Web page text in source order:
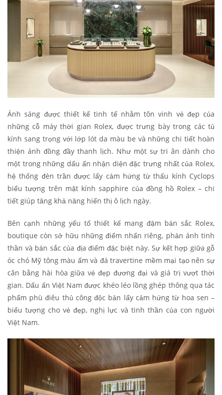
Ánh sáng được thiết kế tinh tế nhằm tôn vinh vẻ đẹp của
những cỗ máy thời gian Rolex, được trưng bày trong các tủ
kính sang trọng với lớp lót da màu be và những chi tiết hoàn
thiện ánh đồng đầy thanh lịch. Như một sự tri ân dành cho
một trong những dấu ấn nhận diện đặc trưng nhất của Rolex,
hệ thống đèn trần được lấy cảm hứng từ thấu kính Cyclops
biểu tượng trên mặt kính sapphire của đồng hồ Rolex – chi
tiết giúp tăng khả năng hiển thị ô lịch ngày.
Bên cạnh những yếu tố thiết kế mang đậm bản sắc Rolex,
boutique còn sở hữu những điểm nhấn riêng, phản ánh tinh
thần và bản sắc của địa điểm đặc biệt này. Sự kết hợp giữa gỗ
óc chó Mỹ tông màu ấm và đá travertine mềm mại tạo nên sự
cân bằng hài hòa giữa vẻ đẹp đương đại và giá trị vượt thời
gian. Dấu ấn Việt Nam được khéo léo lồng ghép thông qua tác
phẩm phù điêu thủ công độc bản lấy cảm hứng từ hoa sen –
biểu tượng cho vẻ đẹp, nghị lực và tinh thần của con người
Việt Nam.